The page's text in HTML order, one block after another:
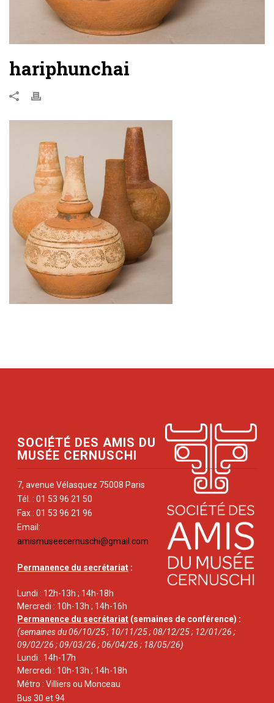
hariphunchai
SOCIÉTÉ DES AMIS DU
MUSÉE CERNUSCHI
7, avenue Vélasquez 75008 Paris
Tél. : 01 53 96 21 50
Fax : 01 53 96 21 96
Email:
amismuseecernuschi@gmail.com
Permanence du secrétariat :
Lundi : 12h-13h ; 14h-18h
Mercredi : 10h-13h ; 14h-16h
Permanence du secrétariat (semaines de conférence) :
(semaines du 06/10/25 ; 10/11/25 ; 08/12/25 ; 12/01/26 ;
09/02/26 ; 09/03/26 ; 06/04/26 ; 18/05/26)
Lundi : 14h-17h
Mercredi : 10h-13h ; 14h-18h
Métro : Villiers ou Monceau
Bus 30 et 94